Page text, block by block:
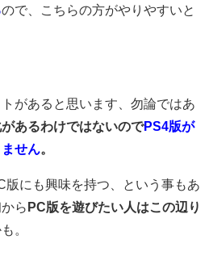
ので、こちらの方がやりやすいと
があると思います、勿論ではあ
あるわけではないのでPS4版が
せん 。
版にも興味を持つ、という事もあ
ら PC版を遊びたい人はこの辺り
。